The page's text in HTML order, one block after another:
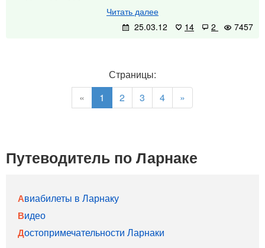
Читать далее
25.03.12
14 2 7457
Страницы:
«
1 2 3 4 »
Путеводитель по Ларнаке
Авиабилеты в Ларнаку
Видео
Достопримечательности Ларнаки